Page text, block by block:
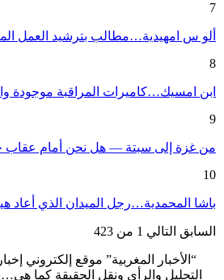
7
ألو س امهيدية…مطالب بترشيد العمل
8
ابن امسيك…كاميرات المراقبة موجودة
9
من غزة إلى سبتة — هل نحن أمام عقاب
10
باشا المحمدية…رجل الميدان الذي أعاد
السابق التالي 1 من 423
“الأخبار المغربية” موقع إلكتروني
التحليل والرأي ونقل الحقيقة كما